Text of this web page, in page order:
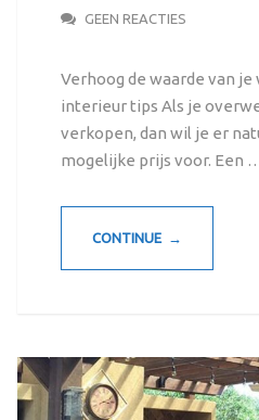
GEEN REACTIES
Verhoog de waarde van
interieur tips Als je
verkopen, dan wil je er
mogelijke prijs voor. Een
CONTINUE →